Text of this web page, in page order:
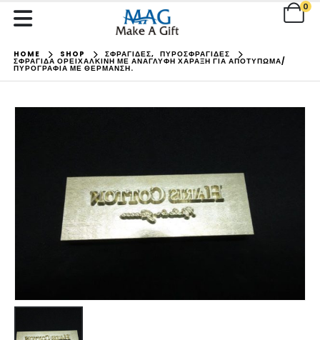
0
HOME SHOP ΣΦΡΑΓΙΔΕΣ, ΠΥΡΟΣΦΡΑΓΙΔΕΣ
ΣΦΡΑΓΊΔΑ ΟΡΕΙΧΆΛΚΙΝΗ ΜΕ ΑΝΆΓΛΥΦΗ ΧΆΡΑΞΗ ΓΙΑ ΑΠΟΤΎΠΩΜΑ/
ΠΥΡΟΓΡΑΦΊΑ ΜΕ ΘΈΡΜΑΝΣΗ.